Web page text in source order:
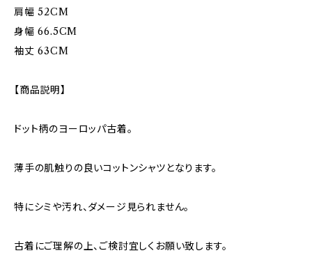
肩幅 52CM
身幅 66.5CM
袖丈 63CM
【商品説明】
ドット柄のヨーロッパ古着。
薄手の肌触りの良いコットンシャツとなります。
特にシミや汚れ、ダメージ見られません。
古着にご理解の上、ご検討宜しくお願い致します。